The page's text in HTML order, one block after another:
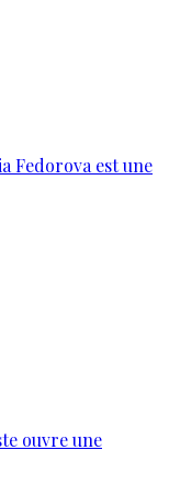
Fedorova est une
ouvre une